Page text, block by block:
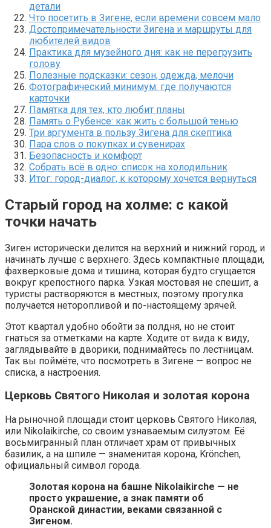
детали
Что посетить в Зигене, если времени совсем мало
Достопримечательности Зигена и маршруты для
любителей видов
Практика для музейного дня: как не перегрузить
голову
Полезные подсказки: сезон, одежда, мелочи
Фотографический минимум: где получаются
карточки
Памятка для тех, кто любит планы
Память о Рубенсе: как жить с большой тенью
Три аргумента в пользу Зигена для скептика
Пара слов о покупках и сувенирах
Безопасность и комфорт
Собрать всё в одно: список на холодильник
Итог: город-диалог, к которому хочется вернуться
Старый город на холме: с какой
точки начать
Зиген исторически делится на верхний и нижний город, и
начинать лучше с верхнего. Здесь компактные площади,
фахверковые дома и тишина, которая будто сгущается
вокруг крепостного парка. Узкая мостовая не спешит, а
туристы растворяются в местных, поэтому прогулка
получается неторопливой и по-настоящему зрячей.
Этот квартал удобно обойти за полдня, но не стоит
гнаться за отметками на карте. Ходите от вида к виду,
заглядывайте в дворики, поднимайтесь по лестницам.
Так вы поймёте, что посмотреть в Зигене — вопрос не
списка, а настроения.
Церковь Святого Николая и золотая корона
На рыночной площади стоит церковь Святого Николая,
или Nikolaikirche, со своим узнаваемым силуэтом. Её
восьмигранный план отличает храм от привычных
базилик, а на шпиле — знаменитая корона, Krönchen,
официальный символ города.
Золотая корона на башне Nikolaikirche — не
просто украшение, а знак памяти об
Оранской династии, веками связанной с
Зигеном.